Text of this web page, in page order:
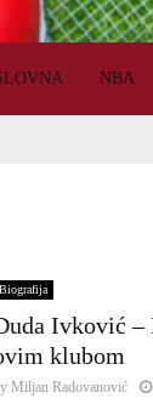
NBA
Biografija
Ivković –
klubom
Miljan Radovanović